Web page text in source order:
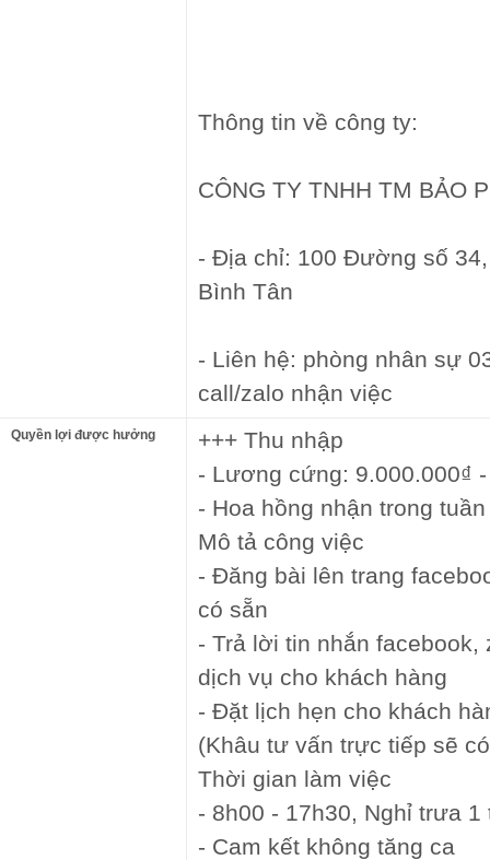
Thông tin về công ty:
CÔNG TY TNHH TM BẢO
- Địa chỉ: 100 Đường số
Bình Tân
- Liên hệ: phòng nhân sự
call/zalo nhận việc
Quyền lợi được hưởng
+++ Thu nhập
- Lương cứng: 9.000.000₫
- Hoa hồng nhận trong
Mô tả công việc
- Đăng bài lên trang
có sẵn
- Trả lời tin nhắn facebook,
dịch vụ cho khách hàng
- Đặt lịch hẹn cho khách
(Khâu tư vấn trực tiếp sẽ
Thời gian làm việc
- 8h00 - 17h30, Nghỉ trưa 1
- Cam kết không tăng ca